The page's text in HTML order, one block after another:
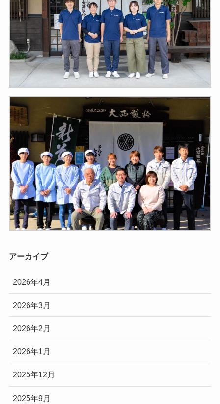
アーカイブ
2026年4月
2026年3月
2026年2月
2026年1月
2025年12月
2025年9月